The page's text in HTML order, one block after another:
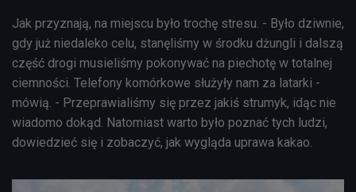
Jak przyznają, na miejscu było trochę stresu. - Było dziwnie,
gdy już niedaleko celu, stanęliśmy w środku dżungli i dalszą
część drogi musieliśmy pokonywać na piechotę w totalnej
ciemności. Telefony komórkowe służyły nam za latarki -
mówią. - Przeprawialiśmy się przez jakiś strumyk, idąc nie
wiadomo dokąd. Natomiast warto było poznać tych ludzi,
dowiedzieć się i zobaczyć, jak wygląda uprawa kakao.